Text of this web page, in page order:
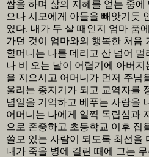
쌈을 하며 삶의 지혜를 얻는 중
으나 시모에게 아들을 빼앗기듯
였다. 내가 두 살 때인지 엄마 품
가던 것이 엄마와의 행복한 처음
할머니는 나를 데리고 산 넘어 멀
나 비 오는 날이 어렵기에 아버
을 지으시고 어머니가 먼저 주님
울리는 종지기가 되고 교역자를
념일을 기억하고 베푸는 사랑을
어머니는 나에게 일찍 독립심과
으로 존중하고 초등학교 이후 집
쓸모 있는 사람이 되도록 최선을
내가 죽을 병에 걸린 때에 그는